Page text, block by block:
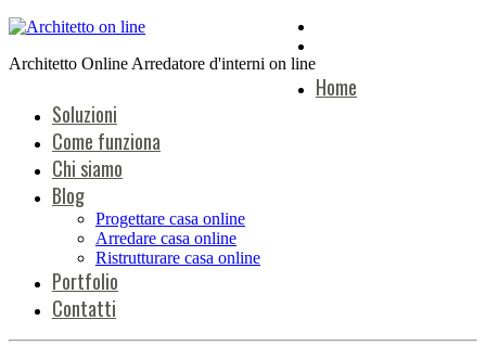
Architetto Online Arredatore d'interni on line
Home
Soluzioni
Come funziona
Chi siamo
Blog
Progettare casa online
Arredare casa online
Ristrutturare casa online
Portfolio
Contatti